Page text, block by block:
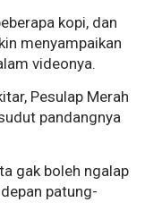
kopi, dan
menyampaikan
videonya.
Pesulap Merah
pandangnya
gak boleh ngalap
patung-